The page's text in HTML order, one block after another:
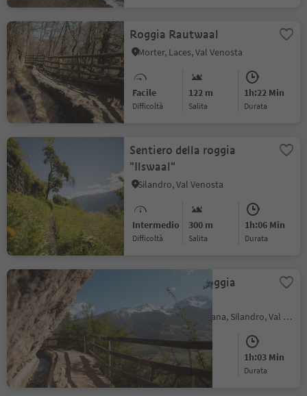
Roggia Rautwaal
Morter, Laces, Val Venosta
Facile
Difficoltà
122 m
Salita
1h:22 Min
durata
Sentiero della roggia
"Ilswaal"
Silandro, Val Venosta
Intermedio
Difficoltà
300 m
Salita
1h:06 Min
durata
Sentiero della roggia
"Zaalwaal"
Monte di Tramontana, Silandro, Val Venosta
Facile
Difficoltà
150 m
Salita
1h:03 Min
durata